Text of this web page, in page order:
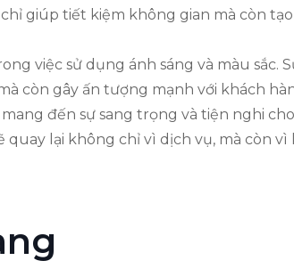
giúp tiết kiệm không gian mà còn tạo
việc sử dụng ánh sáng và màu sắc.
còn gây ấn tượng mạnh với khách
đến sự sang trọng và tiện nghi
lại không chỉ vì dịch vụ, mà còn vì